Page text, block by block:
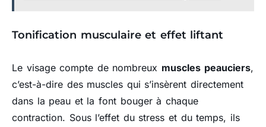
Tonification musculaire et effet liftant
Le visage compte de nombreux muscles peauciers,
c’est-à-dire des muscles qui s’insèrent directement
dans la peau et la font bouger à chaque
contraction. Sous l’effet du stress et du temps, ils